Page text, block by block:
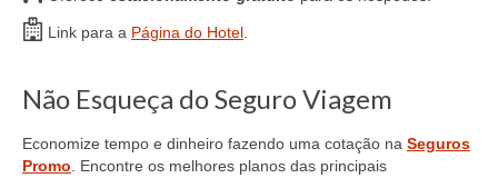
Link para a Página do Hotel.
Não Esqueça do Seguro Viagem
Economize tempo e dinheiro fazendo uma cotação na Seguros
Promo. Encontre os melhores planos das principais